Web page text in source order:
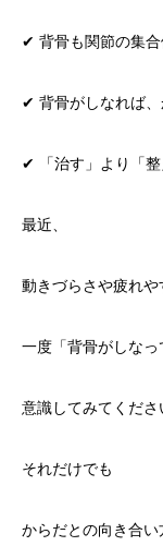
✔ 背骨も関節の集
✔ 背骨がしなれば、
✔ 「治す」より「
最近、
動きづらさや疲れ
一度「背骨がしなっ
意識してみてくださ
それだけでも
からだとの向き合い